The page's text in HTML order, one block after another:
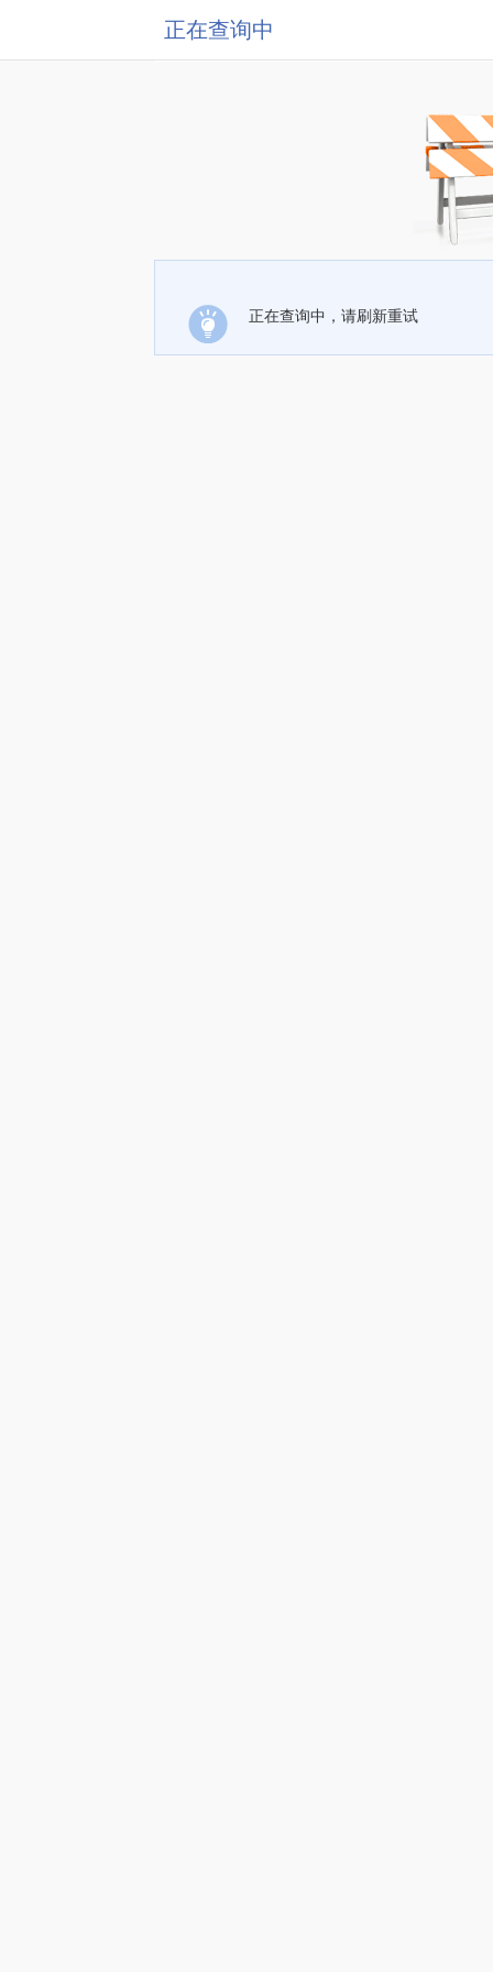
正在查询中
正在查询中，请刷新重试